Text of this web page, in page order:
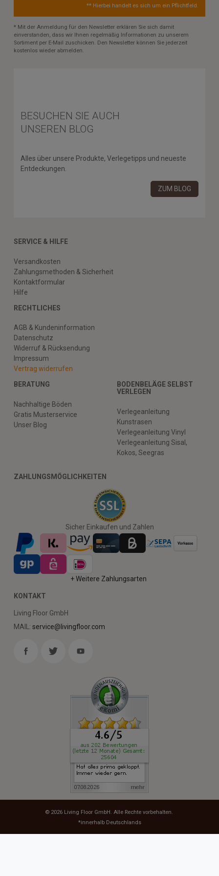
** Hierbei handelt es sich um ein Pflichtfeld.
* Mit der Anmeldung für den Newsletter erklären Sie sich damit
einverstanden, dass wir Ihnen regelmäßig Informationen zu unserem
Sortiment per E-Mail zuschicken. Den Newsletter können Sie jederzeit
kostenlos wieder abmelden.
BESUCHEN SIE AUCH
UNSEREN BLOG
Alles über unsere Produkte, Verlegetipps und neueste
Entdeckungen.
ZUM BLOG
SERVICE & HILFE
Versandkosten
Zahlungsmethoden & Sicherheit
Kontaktformular
Hilfe
RECHTLICHES
AGB & Kundeninformation
Datenschutz
Widerruf & Rücksendung
Impressum
Vertrag widerrufen
BERATUNG
Nachhaltige Böden
Gratis Musterservice
Unser Blog
BODENBELÄGE SELBST
VERLEGEN
Verlegeanleitung
Kunstrasen
Verlegeanleitung Vinyl
Verlegeanleitung Sisal,
Kokos, Seegras
ZAHLUNGSMÖGLICHKEITEN
Sicher Einkaufen und Zahlen
+ Weitere Zahlungsarten
KONTAKT
Living Floor GmbH
MAIL: service@livingfloor.com
© 2026 Living Floor GmbH. Alle Rechte vorbehalten.
*innerhalb Deutschlands